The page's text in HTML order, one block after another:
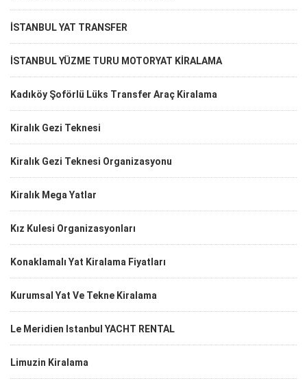
İSTANBUL YAT TRANSFER
İSTANBUL YÜZME TURU MOTORYAT KİRALAMA
Kadıköy Şoförlü Lüks Transfer Araç Kiralama
Kiralık Gezi Teknesi
Kiralık Gezi Teknesi Organizasyonu
Kiralık Mega Yatlar
Kız Kulesi Organizasyonları
Konaklamalı Yat Kiralama Fiyatları
Kurumsal Yat Ve Tekne Kiralama
Le Meridien Istanbul YACHT RENTAL
Limuzin Kiralama